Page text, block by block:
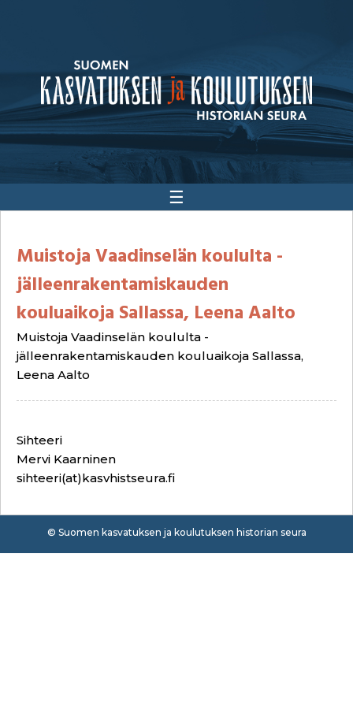
☰
Muistoja Vaadinselän koululta -
jälleenrakentamiskauden
kouluaikoja Sallassa, Leena Aalto
Muistoja Vaadinselän koululta -
jälleenrakentamiskauden kouluaikoja Sallassa,
Leena Aalto
Sihteeri
Mervi Kaarninen
sihteeri(at)kasvhistseura.fi
© Suomen kasvatuksen ja koulutuksen historian seura